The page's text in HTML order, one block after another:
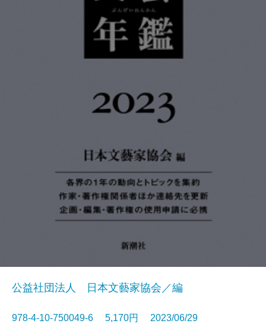
公益社団法人 日本文藝家協会／編
978-4-10-750049-6 5,170円 2023/06/29